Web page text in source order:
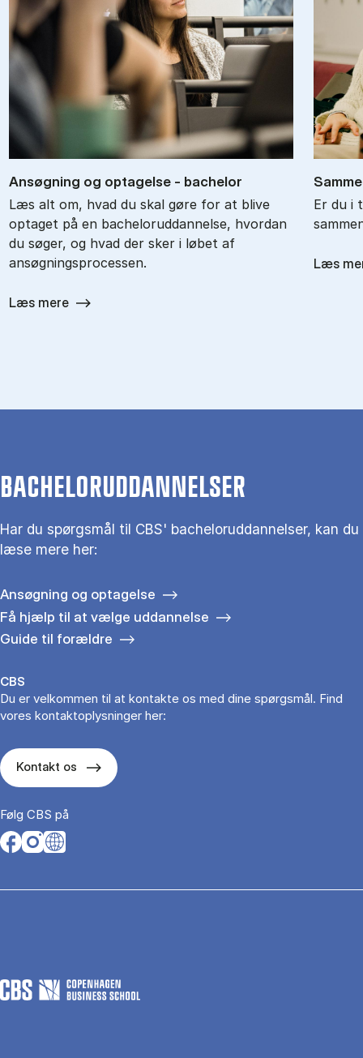
An­søg­ning og op­ta­gel­se - ba­chel­or
Læs alt om, hvad du skal gøre for at blive
optaget på en bacheloruddannelse, hvordan
du søger, og hvad der sker i løbet af
ansøgningsprocessen.
Læs mere
Er du i
Læs
BACHELORUDDANNELSER
Har du spørgsmål til CBS' bacheloruddannelser, kan du
læse mere her:
Ansøgning og optagelse
Få hjælp til at vælge uddannelse
Guide til forældre
CBS
Du er velkommen til at kontakte os med dine spørgsmål. Find
vores kontaktoplysninger her:
Kontakt os
Følg CBS på
Opens in a new tab
Opens in a new tab
Opens in a new tab